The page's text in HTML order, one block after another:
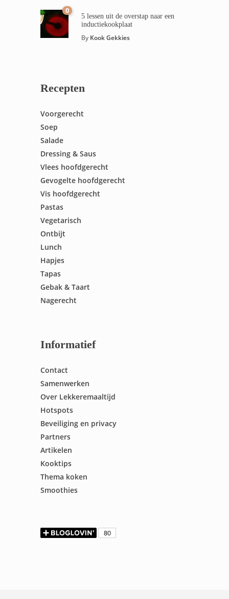
0
5 lessen uit de overstap naar een
inductiekookplaat
By Kook Gekkies
Recepten
Voorgerecht
Soep
Salade
Dressing & Saus
Vlees hoofdgerecht
Gevogelte hoofdgerecht
Vis hoofdgerecht
Pastas
Vegetarisch
Ontbijt
Lunch
Hapjes
Tapas
Gebak & Taart
Nagerecht
Informatief
Contact
Samenwerken
Over Lekkeremaaltijd
Hotspots
Beveiliging en privacy
Partners
Artikelen
Kooktips
Thema koken
Smoothies